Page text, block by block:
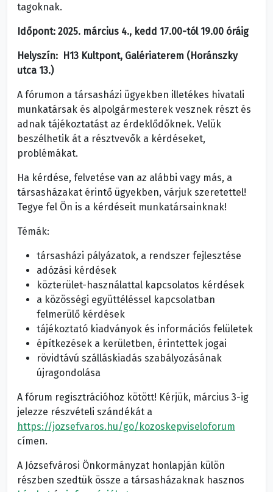
tagoknak.
Időpont: 2025. március 4., kedd 17.00-tól 19.00 óráig
Helyszín: H13 Kultpont, Galériaterem (Horánszky
utca 13.)
A fórumon a társasházi ügyekben illetékes hivatali
munkatársak és alpolgármesterek vesznek részt és
adnak tájékoztatást az érdeklődőknek. Velük
beszélhetik át a résztvevők a kérdéseket,
problémákat.
Ha kérdése, felvetése van az alábbi vagy más, a
társasházakat érintő ügyekben, várjuk szeretettel!
Tegye fel Ön is a kérdéseit munkatársainknak!
Témák:
társasházi pályázatok, a rendszer fejlesztése
adózási kérdések
közterület-használattal kapcsolatos kérdések
a közösségi együttéléssel kapcsolatban
felmerülő kérdések
tájékoztató kiadványok és információs felületek
építkezések a kerületben, érintettek jogai
rövidtávú szálláskiadás szabályozásának
újragondolása
A fórum regisztrációhoz kötött! Kérjük, március 3-ig
jelezze részvételi szándékát a
https://jozsefvaros.hu/go/kozoskepviseloforum
címen.
A Józsefvárosi Önkormányzat honlapján külön
részben szedtük össze a társasházaknak hasznos